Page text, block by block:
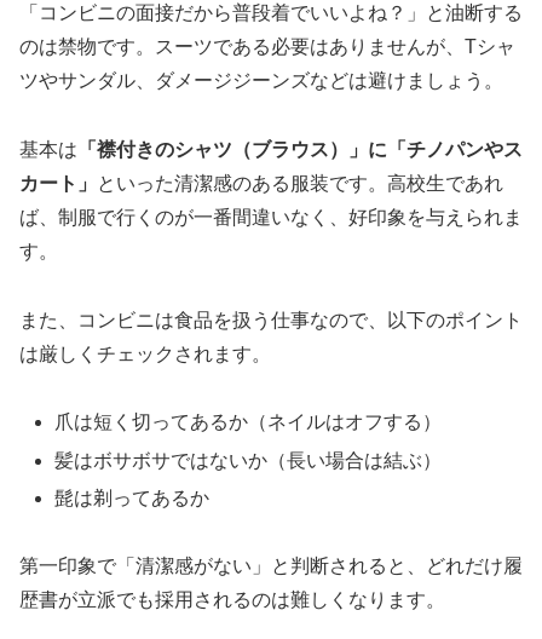
「コンビニの面接だから普段着でいいよね？」と油断する
のは禁物です。スーツである必要はありませんが、Tシャ
ツやサンダル、ダメージジーンズなどは避けましょう。
基本は 「襟付きのシャツ（ブラウス）」に「チノパンやス
カート」
といった清潔感のある服装です。高校生であれ
ば、制服で行くのが一番間違いなく、好印象を与えられま
す。
また、コンビニは食品を扱う仕事なので、以下のポイント
は厳しくチェックされます。
爪は短く切ってあるか（ネイルはオフする）
髪はボサボサではないか（長い場合は結ぶ）
髭は剃ってあるか
第一印象で「清潔感がない」と判断されると、どれだけ履
歴書が立派でも採用されるのは難しくなります。